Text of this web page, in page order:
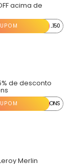
acima de
...150
de desconto
...ONS
Merlin